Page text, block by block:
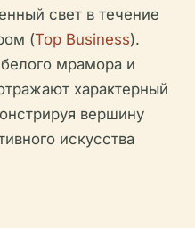
свет в течение
(Top Business).
мрамора и
характерный
вершину
искусства